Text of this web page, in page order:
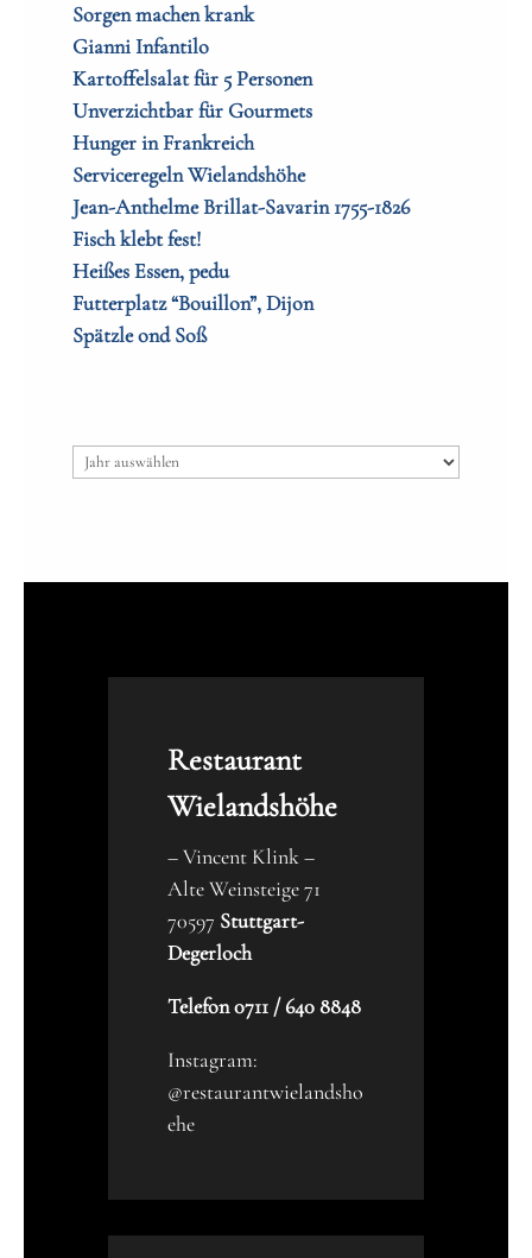
Sorgen machen krank
Gianni Infantilo
Kartoffelsalat für 5 Personen
Unverzichtbar für Gourmets
Hunger in Frankreich
Serviceregeln Wielandshöhe
Jean-Anthelme Brillat-Savarin 1755-1826
Fisch klebt fest!
Heißes Essen, pedu
Futterplatz “Bouillon”, Dijon
Spätzle ond Soß
Archiv
Restaurant
Wielandshöhe
– Vincent Klink –
Alte Weinsteige 71
70597 Stuttgart-
Degerloch
Telefon 0711 / 640 8848
Instagram:
@restaurantwielandsho
ehe